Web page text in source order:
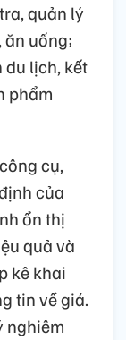
quản lý
uống;
lịch, kết
phẩm
cụ,
của
ổn thị
quả và
kê khai
tin về giá.
nghiêm